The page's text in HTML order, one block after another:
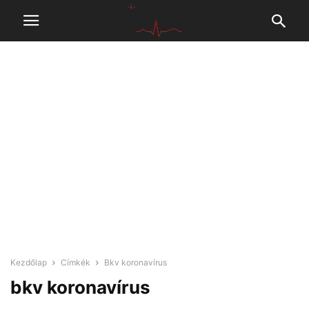
Kezdőlap Címkék Bkv koronavírus
bkv koronavírus